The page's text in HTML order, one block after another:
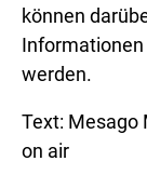
können
werden.
Text: Mesago
on air